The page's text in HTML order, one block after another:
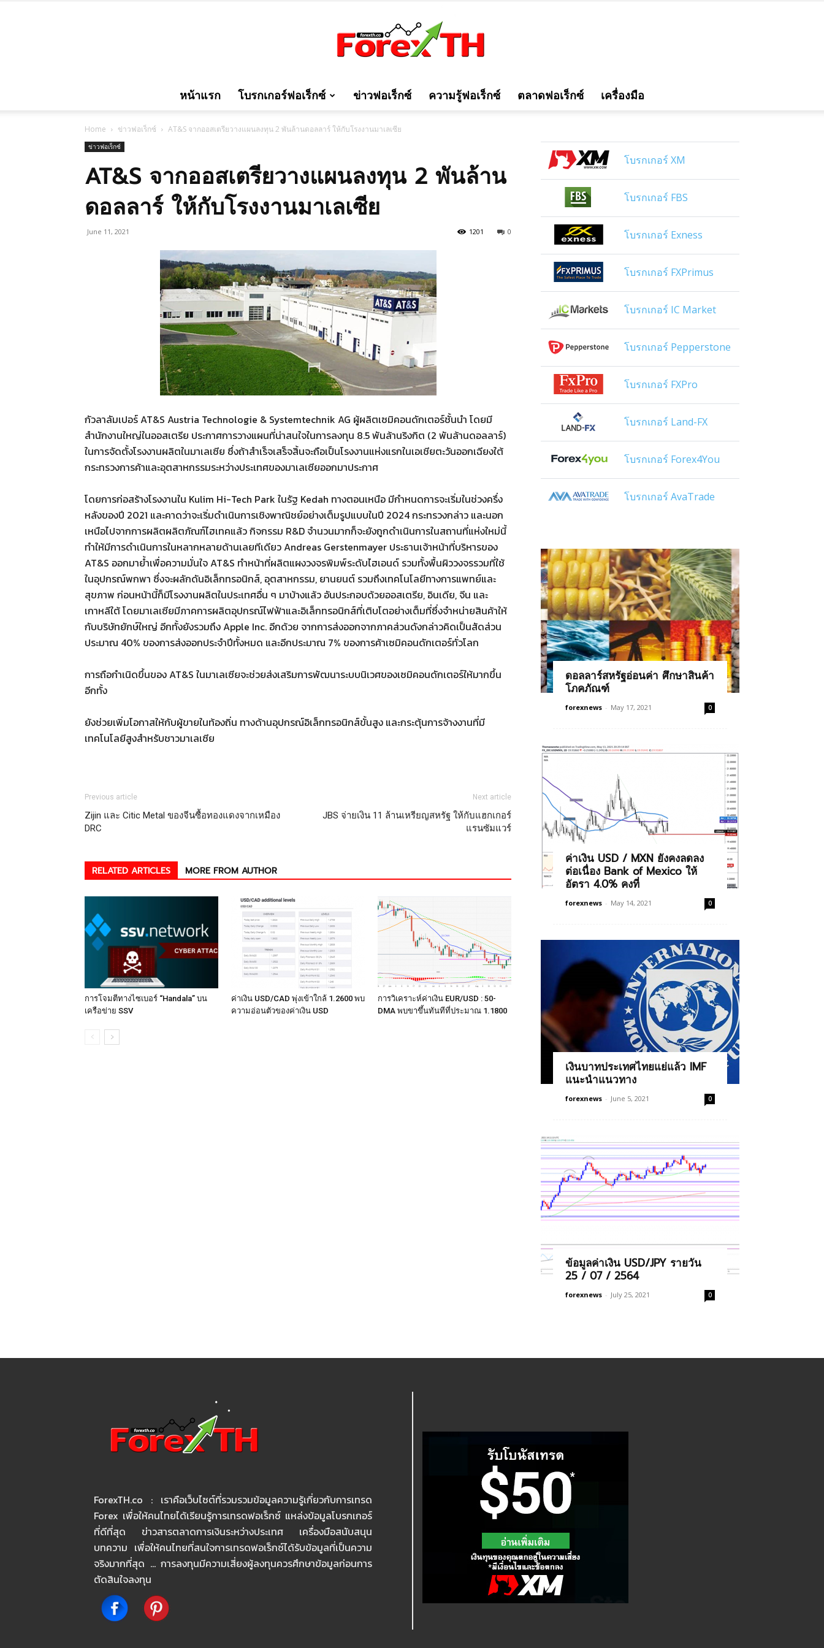
หน้าแรก โบรกเกอร์ฟอเร็กซ์ ข่าวฟอเร็กซ์ ความรู้ฟอเร็กซ์ ตลาดฟอเร็กซ์ เครื่องมือ
Home ข่าวฟอเร็กซ์ AT&S จากออสเตรียวางแผนลงทุน 2 พันล้านดอลลาร์ ให้กับโรงงานมาเลเซีย
ข่าวฟอเร็กซ์
AT&S จากออสเตรียวางแผนลงทุน 2 พันล้าน
ดอลลาร์ ให้กับโรงงานมาเลเซีย
June 11, 2021 0
1201
กัวลาลัมเปอร์ AT&S Austria Technologie & Systemtechnik AG ผู้ผลิตเซมิคอนดักเตอร์ชั้นนำ โดยมี
สำนักงานใหญ่ในออสเตรีย ประกาศการวางแผนที่น่าสนใจในการลงทุน 8.5 พันล้านริงกิต (2 พันล้านดอลลาร์)
ในการจัดตั้งโรงงานผลิตในมาเลเซีย ซึ่งถ้าสำเร็จเสร็จสิ้นจะถือเป็นโรงงานแห่งแรกในเอเชียตะวันออกเฉียงใต้
กระทรวงการค้าและอุตสาหกรรมระหว่างประเทศของมาเลเซียออกมาประกาศ
โดยการก่อสร้างโรงงานใน Kulim Hi-Tech Park ในรัฐ Kedah ทางตอนเหนือ มีกำหนดการจะเริ่มในช่วงครึ่ง
หลังของปี 2021 และคาดว่าจะเริ่มดำเนินการเชิงพาณิชย์อย่างเต็มรูปแบบในปี 2024 กระทรวงกล่าว และนอก
เหนือไปจากการผลิตผลิตภัณฑ์ไฮเทคแล้ว กิจกรรม R&D จำนวนมากก็จะยังถูกดำเนินการในสถานที่แห่งใหม่นี้
ทำให้มีการดำเนินการในหลากหลายด้านเลยทีเดียว Andreas Gerstenmayer ประธานเจ้าหน้าที่บริหารของ
AT&S ออกมาย้ำเพื่อความมั่นใจ AT&S ทำหน้าที่ผลิตแผงวงจรพิมพ์ระดับไฮเอนด์ รวมทั้งพื้นผิววงจรรวมที่ใช้
ในอุปกรณ์พกพา ซึ่งจะผลักดันอิเล็กทรอนิกส์, อุตสาหกรรม, ยานยนต์ รวมถึงเทคโนโลยีทางการแพทย์และ
สุขภาพ ก่อนหน้านี้ก็มีโรงงานผลิตในประเทศอื่น ๆ มาบ้างแล้ว อันประกอบด้วยออสเตรีย, อินเดีย, จีน และ
เกาหลีใต้ โดยมาเลเซียมีภาคการผลิตอุปกรณ์ไฟฟ้าและอิเล็กทรอนิกส์ที่เติบโตอย่างเต็มที่ซึ่งจำหน่ายสินค้าให้
กับบริษัทยักษ์ใหญ่ อีกทั้งยังรวมถึง Apple Inc. อีกด้วย จากการส่งออกจากภาคส่วนดังกล่าวคิดเป็นสัดส่วน
ประมาณ 40% ของการส่งออกประจำปีทั้งหมด และอีกประมาณ 7% ของการค้าเซมิคอนดักเตอร์ทั่วโลก
การถือกำเนิดขึ้นของ AT&S ในมาเลเซียจะช่วยส่งเสริมการพัฒนาระบบนิเวศของเซมิคอนดักเตอร์ให้มากขึ้น
อีกทั้ง
ยังช่วยเพิ่มโอกาสให้กับผู้ขายในท้องถิ่น ทางด้านอุปกรณ์อิเล็กทรอนิกส์ขั้นสูง และกระตุ้นการจ้างงานที่มี
เทคโนโลยีสูงสำหรับชาวมาเลเซีย
Previous article
Zijin และ Citic Metal ของจีนซื้อทองแดงจากเหมือง
DRC
Next article
JBS จ่ายเงิน 11 ล้านเหรียญสหรัฐ ให้กับแฮกเกอร์
แรนซัมแวร์
RELATED ARTICLES MORE FROM AUTHOR
การโจมตีทางไซเบอร์ “Handala” บน
เครือข่าย SSV
ค่าเงิน USD/CAD พุ่งเข้าใกล้ 1.2600 พบ
ความอ่อนตัวของค่าเงิน USD
การวิเคราะห์ค่าเงิน EUR/USD : 50-
DMA พบขาขึ้นทันทีที่ประมาณ 1.1800
โบรกเกอร์ XM
โบรกเกอร์ FBS
โบรกเกอร์ Exness
โบรกเกอร์ FXPrimus
โบรกเกอร์ IC Market
โบรกเกอร์ Pepperstone
โบรกเกอร์ FXPro
โบรกเกอร์ Land-FX
โบรกเกอร์ Forex4You
โบรกเกอร์ AvaTrade
ดอลลาร์สหรัฐอ่อนค่า ศึกษาสินค้า
โภคภัณฑ์
forexnews - May 17, 2021 0
ค่าเงิน USD / MXN ยังคงลดลง
ต่อเนื่อง Bank of Mexico ให้
อัตรา 4.0% คงที่
forexnews - May 14, 2021 0
เงินบาทประเทศไทยแย่แล้ว IMF
แนะนำแนวทาง
forexnews - June 5, 2021 0
ข้อมูลค่าเงิน USD/JPY รายวัน
25 / 07 / 2564
forexnews - July 25, 2021 0
ForexTH.co : เราคือเว็บไซต์ที่รวมรวมข้อมูลความรู้เกี่ยวกับการเทรด
Forex เพื่อให้คนไทยได้เรียนรู้การเทรดฟอเร็กซ์ แหล่งข้อมูลโบรกเกอร์
ที่ดีที่สุด ข่าวสารตลาดการเงินระหว่างประเทศ เครื่องมือสนับสนุน
บทความ เพื่อให้คนไทยที่สนใจการเทรดฟอเร็กซ์ได้รับข้อมูลที่เป็นความ
จริงมากที่สุด … การลงทุนมีความเสี่ยงผู้ลงทุนควรศึกษาข้อมูลก่อนการ
ตัดสินใจลงทุน